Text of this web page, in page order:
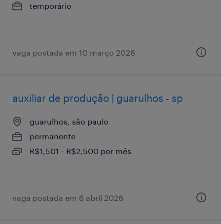
temporário
vaga postada em 10 março 2026
auxiliar de produção | guarulhos - sp
guarulhos, são paulo
permanente
R$1,501 - R$2,500 por mês
vaga postada em 6 abril 2026